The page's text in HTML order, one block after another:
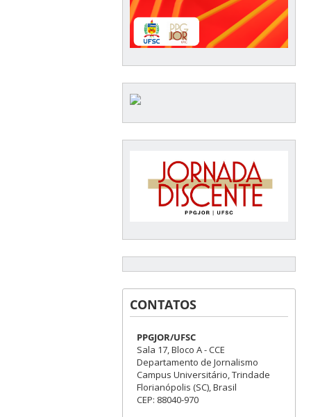
CONTATOS
PPGJOR/UFSC
Sala 17, Bloco A - CCE
Departamento de Jornalismo
Campus Universitário, Trindade
Florianópolis (SC), Brasil
CEP: 88040-970